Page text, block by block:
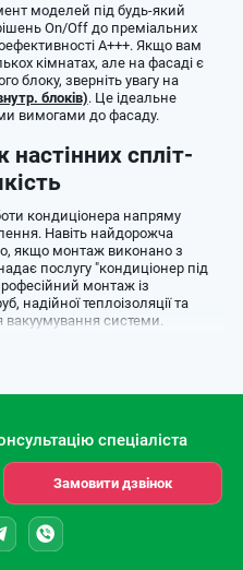
моделей під будь-який
On/Off до преміальних
А+++. Якщо вам
кімнатах, але на фасаді є
блоку, зверніть увагу на
блоків). Це ідеальне
вимогами до фасаду.
спліт-
кондиціонера напряму
Навіть найдорожча
якщо монтаж виконано з
послугу "кондиціонер під
монтаж із
надійної теплоізоляції та
вакуумування системи.
магазинів чи ресторанів, де
(касетні, канальні або
кондиціонери: що
різницю в технологіях.
циклічно, вмикаючись на
на мережу.
спеціаліста
Замовити дзвінок